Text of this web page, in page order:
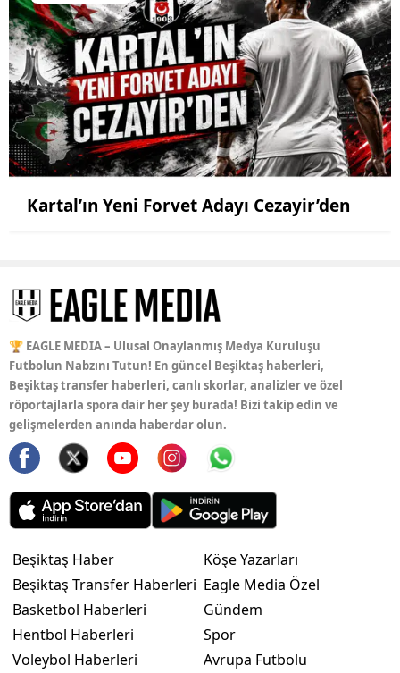
Kartal’ın Yeni Forvet Adayı Cezayir’den
🏆 EAGLE MEDIA – Ulusal Onaylanmış Medya Kuruluşu
Futbolun Nabzını Tutun! En güncel Beşiktaş haberleri,
Beşiktaş transfer haberleri, canlı skorlar, analizler ve özel
röportajlarla spora dair her şey burada! Bizi takip edin ve
gelişmelerden anında haberdar olun.
Beşiktaş Haber
Beşiktaş Transfer Haberleri
Basketbol Haberleri
Hentbol Haberleri
Voleybol Haberleri
Köşe Yazarları
Eagle Media Özel
Gündem
Spor
Avrupa Futbolu